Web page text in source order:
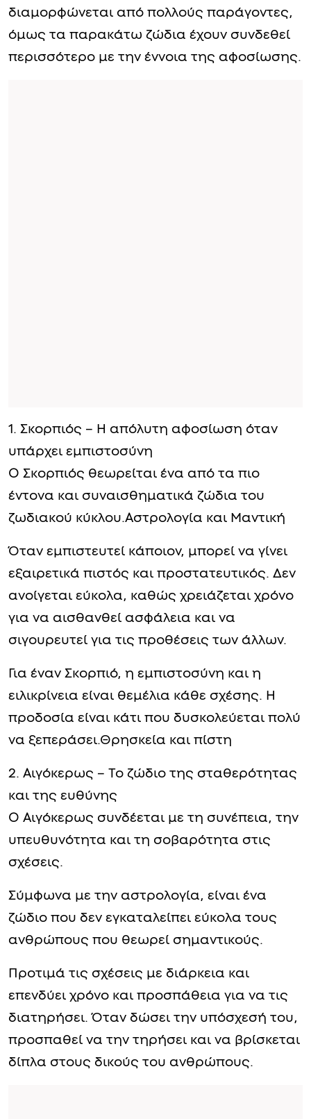
διαμορφώνεται από πολλούς παράγοντες,
όμως τα παρακάτω ζώδια έχουν συνδεθεί
περισσότερο με την έννοια της αφοσίωσης.
1. Σκορπιός – Η απόλυτη αφοσίωση όταν
υπάρχει εμπιστοσύνη
Ο Σκορπιός θεωρείται ένα από τα πιο
έντονα και συναισθηματικά ζώδια του
ζωδιακού κύκλου.Αστρολογία και Μαντική
Όταν εμπιστευτεί κάποιον, μπορεί να γίνει
εξαιρετικά πιστός και προστατευτικός. Δεν
ανοίγεται εύκολα, καθώς χρειάζεται χρόνο
για να αισθανθεί ασφάλεια και να
σιγουρευτεί για τις προθέσεις των άλλων.
Για έναν Σκορπιό, η εμπιστοσύνη και η
ειλικρίνεια είναι θεμέλια κάθε σχέσης. Η
προδοσία είναι κάτι που δυσκολεύεται πολύ
να ξεπεράσει.Θρησκεία και πίστη
2. Αιγόκερως – Το ζώδιο της σταθερότητας
και της ευθύνης
Ο Αιγόκερως συνδέεται με τη συνέπεια, την
υπευθυνότητα και τη σοβαρότητα στις
σχέσεις.
Σύμφωνα με την αστρολογία, είναι ένα
ζώδιο που δεν εγκαταλείπει εύκολα τους
ανθρώπους που θεωρεί σημαντικούς.
Προτιμά τις σχέσεις με διάρκεια και
επενδύει χρόνο και προσπάθεια για να τις
διατηρήσει. Όταν δώσει την υπόσχεσή του,
προσπαθεί να την τηρήσει και να βρίσκεται
δίπλα στους δικούς του ανθρώπους.